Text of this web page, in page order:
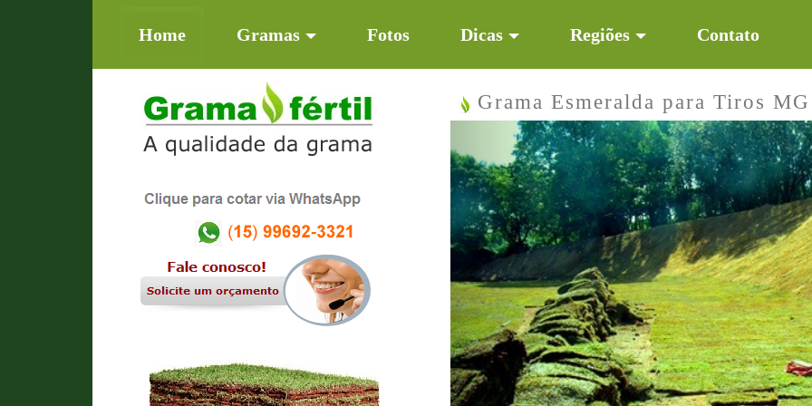
Home(current)Gramas Fotos Dicas Regiões Contato
Grama Esmeralda para Tiros MG
Previous